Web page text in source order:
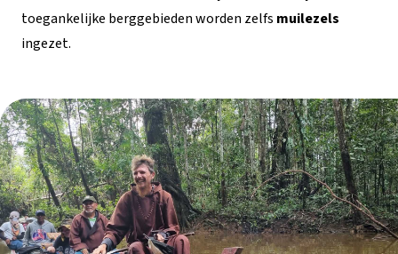
toegankelijke berggebieden worden zelfs muilezels
ingezet.